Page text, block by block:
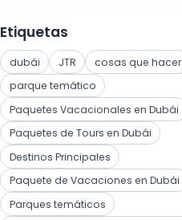
Etiquetas
dubái JTR cosas que hacer
parque temático
Paquetes Vacacionales en Dubái
Paquetes de Tours en Dubái
Destinos Principales
Paquete de Vacaciones en Dubái
Parques temáticos